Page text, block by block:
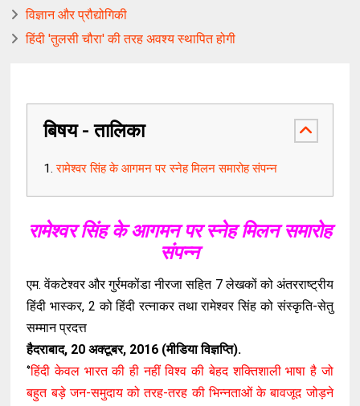
विज्ञान और प्रौद्योगिकी
हिंदी 'तुलसी चौरा' की तरह अवश्य स्थापित होगी
बिषय - तालिका
रामेश्वर सिंह के आगमन पर स्नेह मिलन समारोह संपन्न
रामेश्वर सिंह के आगमन पर स्नेह मिलन समारोह
संपन्न
एम. वेंकटेश्वर और गुर्रमकोंडा नीरजा सहित 7 लेखकों को अंतरराष्ट्रीय
हिंदी भास्कर, 2 को हिंदी रत्नाकर तथा रामेश्वर सिंह को संस्कृति-सेतु
सम्मान प्रदत्त
हैदराबाद, 20 अक्टूबर, 2016 (मीडिया विज्ञप्ति).
‘’हिंदी केवल भारत की ही नहीं विश्व की बेहद शक्तिशाली भाषा है जो
बहुत बड़े जन-समुदाय को तरह-तरह की भिन्नताओं के बावजूद जोड़ने